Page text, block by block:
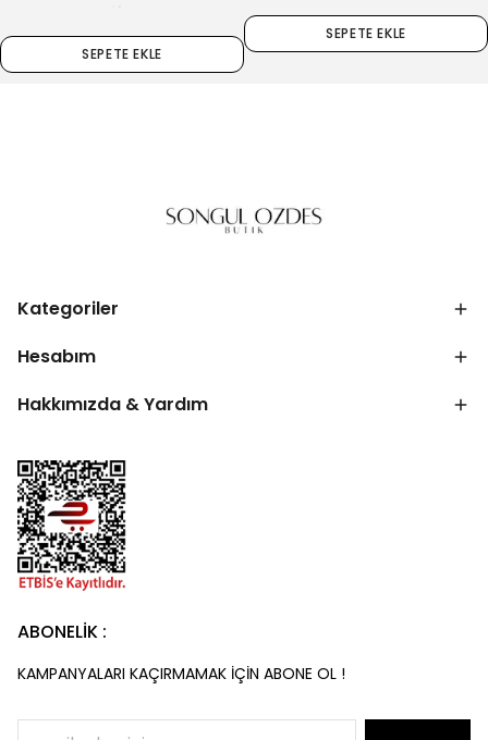
SEPETE EKLE
SEPETE EKLE
Kategoriler
Hesabım
Hakkımızda & Yardım
ABONELİK :
KAMPANYALARI KAÇIRMAMAK İÇİN ABONE OL !